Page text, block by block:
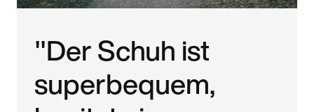
"Der Schuh ist
superbequem,